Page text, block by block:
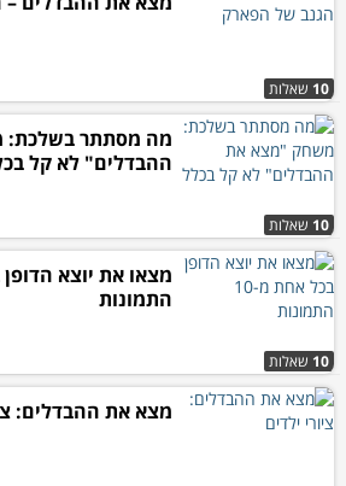
10 שאלות
10 שאלות
מה מסתתר
ההבדלים" לא קל
10 שאלות
התמונות
מצא את ההבדלים: